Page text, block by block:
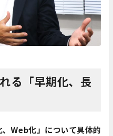
る「早期化、長
Web化」について具体的